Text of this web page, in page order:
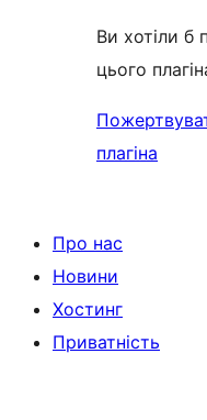
Ви хотіли б
цього
плагіна
Про нас
Новини
Хостинг
Приватність